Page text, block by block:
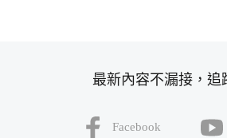
最新內容不漏接，追
Facebook